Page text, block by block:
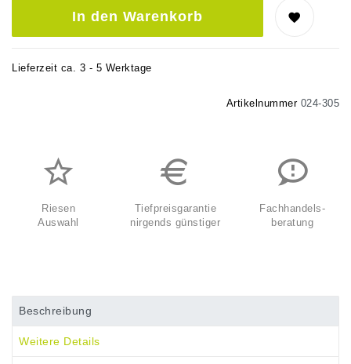
In den Warenkorb
Lieferzeit ca. 3 - 5 Werktage
Artikelnummer 024-305
Riesen
Auswahl
Tiefpreisgarantie
nirgends günstiger
Fachhandels-
beratung
Beschreibung
Weitere Details